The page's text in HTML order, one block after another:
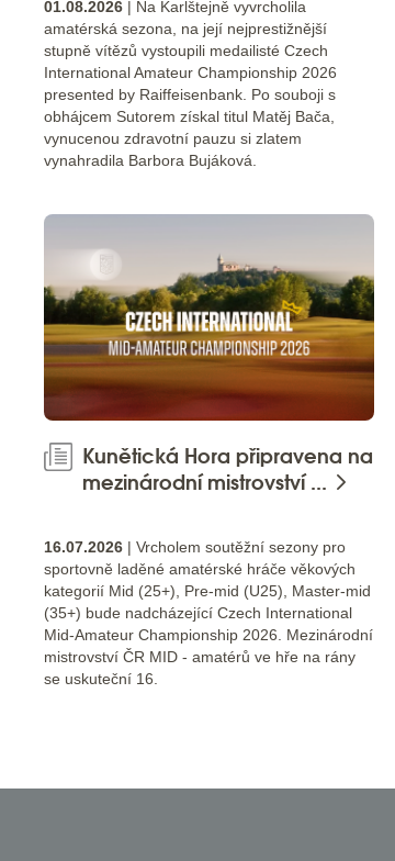
01.08.2026 | Na Karlštejně vyvrcholila
amatérská sezona, na její nejprestižnější
stupně vítězů vystoupili medailisté Czech
International Amateur Championship 2026
presented by Raiffeisenbank. Po souboji s
obhájcem Sutorem získal titul Matěj Bača,
vynucenou zdravotní pauzu si zlatem
vynahradila Barbora Bujáková.
Kunětická Hora připravena na
mezinárodní mistrovství ...
16.07.2026 | Vrcholem soutěžní sezony pro
sportovně laděné amatérské hráče věkových
kategorií Mid (25+), Pre-mid (U25), Master-mid
(35+) bude nadcházející Czech International
Mid-Amateur Championship 2026. Mezinárodní
mistrovství ČR MID - amatérů ve hře na rány
se uskuteční 16.